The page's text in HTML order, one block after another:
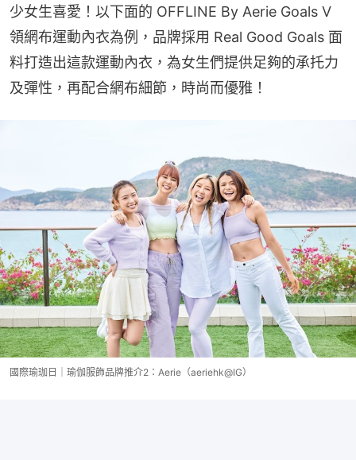
少女生喜愛！以下面的 OFFLINE By Aerie Goals V
領網布運動內衣為例，品牌採用 Real Good Goals 面
料打造出這款運動內衣，為女生們提供足夠的承托力
及彈性，再配合網布細節，時尚而優雅！
國際瑜珈日｜瑜伽服飾品牌推介2：Aerie（aeriehk@IG）